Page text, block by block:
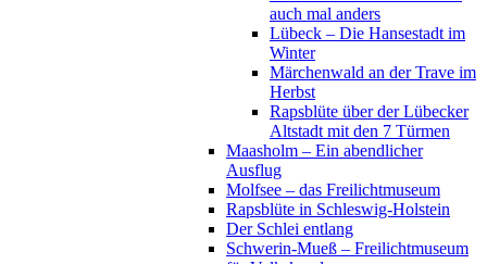
auch mal anders
Lübeck – Die Hansestadt im
Winter
Märchenwald an der Trave im
Herbst
Rapsblüte über der Lübecker
Altstadt mit den 7 Türmen
Maasholm – Ein abendlicher
Ausflug
Molfsee – das Freilichtmuseum
Rapsblüte in Schleswig-Holstein
Der Schlei entlang
Schwerin-Mueß – Freilichtmuseum